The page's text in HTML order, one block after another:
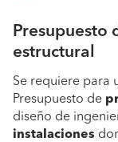
Presupuesto
estructural
Se requiere para
Presupuesto de
diseño de
instalaciones